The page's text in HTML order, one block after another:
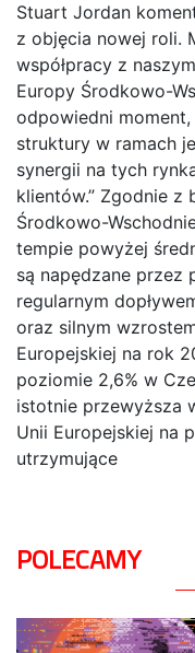
Stuart Jordan
z objęcia nowej roli.
współpracy z
Europy Środkowo-
odpowiedni
struktury w ramach
synergii na tych
klientów.” Zgodnie z
Środkowo-
tempie powyżej
są napędzane przez
regularnym
oraz silnym
Europejskiej na rok
poziomie 2,6% w
istotnie przewyższa
Unii Europejskiej na
utrzymujące
POLECAMY